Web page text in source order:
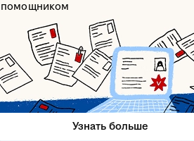
помощником
Узнать больше